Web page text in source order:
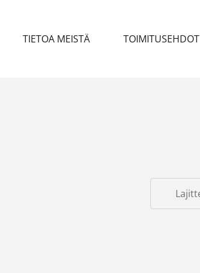
TIETOA MEISTÄ TOIMITUSEHDOT